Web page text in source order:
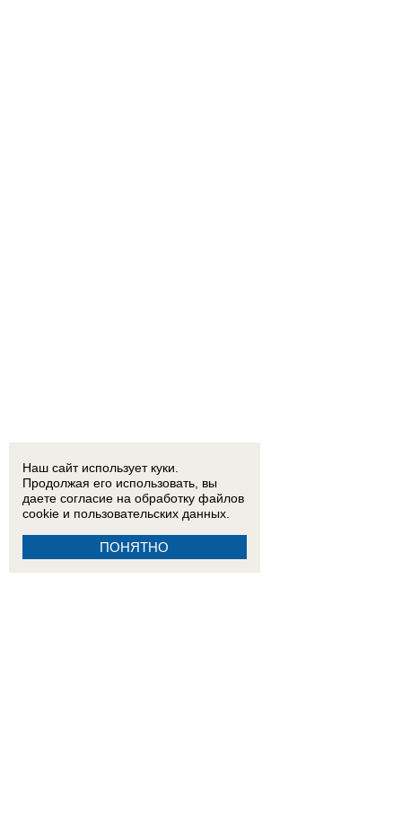
Наш сайт использует куки.
Продолжая его использовать, вы
даете согласие на обработку файлов
cookie и пользовательских данных.
ПОНЯТНО